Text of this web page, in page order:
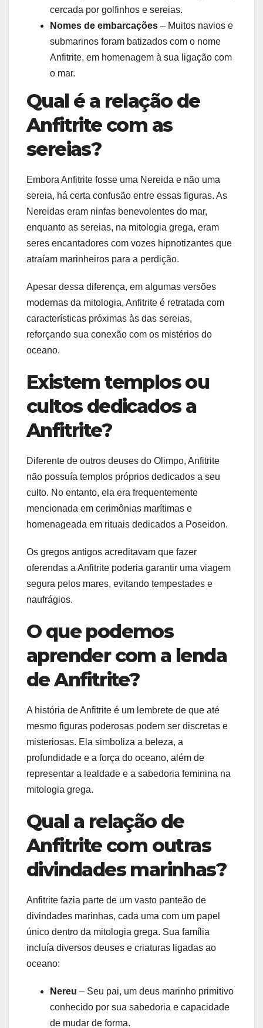
cercada por golfinhos e sereias.
Nomes de embarcações – Muitos navios e
submarinos foram batizados com o nome
Anfitrite, em homenagem à sua ligação com
o mar.
Qual é a relação de
Anfitrite com as
sereias?
Embora Anfitrite fosse uma Nereida e não uma
sereia, há certa confusão entre essas figuras. As
Nereidas eram ninfas benevolentes do mar,
enquanto as sereias, na mitologia grega, eram
seres encantadores com vozes hipnotizantes que
atraíam marinheiros para a perdição.
Apesar dessa diferença, em algumas versões
modernas da mitologia, Anfitrite é retratada com
características próximas às das sereias,
reforçando sua conexão com os mistérios do
oceano.
Existem templos ou
cultos dedicados a
Anfitrite?
Diferente de outros deuses do Olimpo, Anfitrite
não possuía templos próprios dedicados a seu
culto. No entanto, ela era frequentemente
mencionada em cerimônias marítimas e
homenageada em rituais dedicados a Poseidon.
Os gregos antigos acreditavam que fazer
oferendas a Anfitrite poderia garantir uma viagem
segura pelos mares, evitando tempestades e
naufrágios.
O que podemos
aprender com a lenda
de Anfitrite?
A história de Anfitrite é um lembrete de que até
mesmo figuras poderosas podem ser discretas e
misteriosas. Ela simboliza a beleza, a
profundidade e a força do oceano, além de
representar a lealdade e a sabedoria feminina na
mitologia grega.
Qual a relação de
Anfitrite com outras
divindades marinhas?
Anfitrite fazia parte de um vasto panteão de
divindades marinhas, cada uma com um papel
único dentro da mitologia grega. Sua família
incluía diversos deuses e criaturas ligadas ao
oceano:
Nereu – Seu pai, um deus marinho primitivo
conhecido por sua sabedoria e capacidade
de mudar de forma.